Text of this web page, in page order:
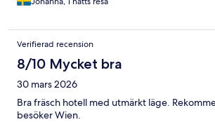
Verifierad recension
8/10 Mycket bra
30 mars 2026
Bra fräsch hotell med utmärkt läge.
besöker Wien.